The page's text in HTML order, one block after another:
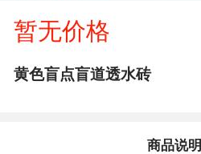
暂无价格
黄色盲点盲道透水砖
商品说明